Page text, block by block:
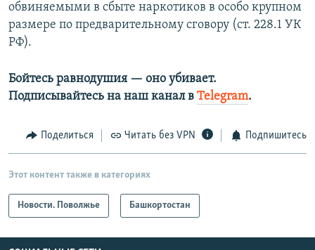
обвиняемыми в сбыте наркотиков в особо крупном
размере по предварительному сговору (ст. 228.1 УК
РФ).
Бойтесь равнодушия — оно убивает.
Подписывайтесь на наш канал в Telegram.
Поделиться Читать без VPN Подпишитесь
Этот контент также в категориях
Новости. Поволжье Башкортостан